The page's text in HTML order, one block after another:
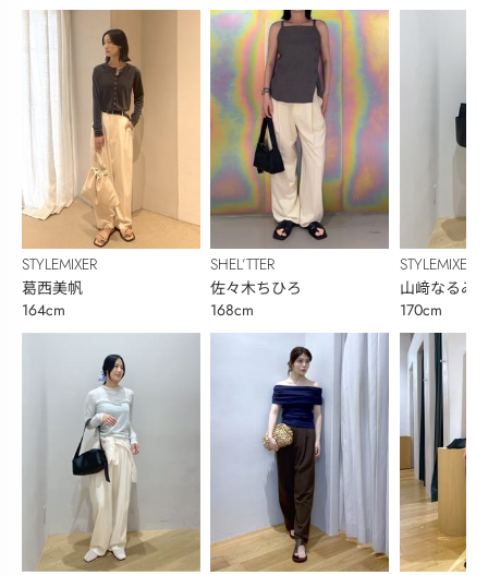
STYLEMIXER
葛西美帆
164cm
SHEL’TTER
佐々木ちひろ
168cm
STYLEMIXER
山﨑なるみ
170cm